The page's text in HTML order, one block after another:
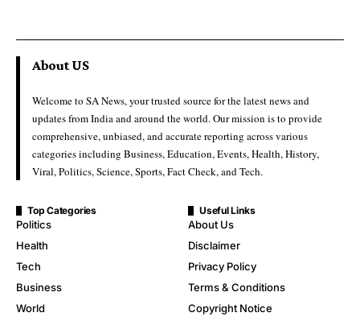
About US
Welcome to SA News, your trusted source for the latest news and
updates from India and around the world. Our mission is to provide
comprehensive, unbiased, and accurate reporting across various
categories including Business, Education, Events, Health, History,
Viral, Politics, Science, Sports, Fact Check, and Tech.
Top Categories
Politics
Health
Tech
Business
World
Useful Links
About Us
Disclaimer
Privacy Policy
Terms & Conditions
Copyright Notice